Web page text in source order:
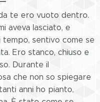
te ero vuoto dentro.
aveva lasciato, e
sentivo come se
Ero stanco, chiuso e
Durante il
che non so spiegare
anni ho pianto,